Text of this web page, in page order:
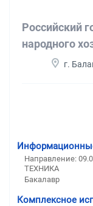
Российский
народного
г.
Направление:
ТЕХНИКА
Бакалавр
Комплексное